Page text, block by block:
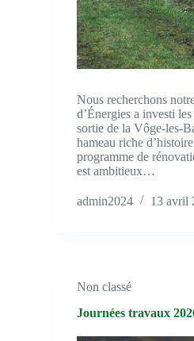
Nous recherchons
d’Énergies a investi
sortie de la Vôge-les-
hameau riche
programme de
est ambitieux…
admin2024 13 avril
Non classé
Journées travaux